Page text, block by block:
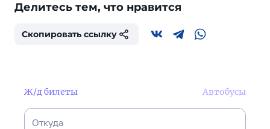
Делитесь тем, что нравится
Скопировать ссылку
Ж/д билеты Автобусы
Откуда